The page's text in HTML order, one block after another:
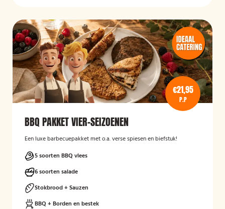
€21,95
P.P
BBQ PAKKET VIER-SEIZOENEN
Een luxe barbecuepakket met o.a. verse spiesen en biefstuk!
5 soorten BBQ vlees
6 soorten salade
Stokbrood + Sauzen
BBQ + Borden en bestek